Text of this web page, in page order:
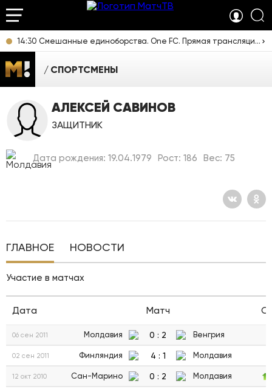
14:30 Смешанные единоборства. One FC. Прямая трансляция из Таиланда
СПОРТСМЕНЫ
АЛЕКСЕЙ САВИНОВ
ЗАЩИТНИК
Дата рождения: 19.04.1979 Рост: 186 Вес: 75
ГЛАВНОЕ НОВОСТИ
Участие в матчах
Дата Матч
06 сен 2011 Молдавия 0 : 2 Венгрия
02 сен 2011 Финляндия 4 : 1 Молдавия
12 окт 2010 Сан-Марино 0 : 2 Молдавия